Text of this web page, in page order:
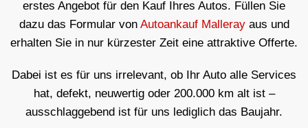
erstes Angebot für den Kauf Ihres Autos. Füllen Sie
dazu das Formular von Autoankauf Mallerayaus und
erhalten Sie in nur kürzester Zeit eine attraktive Offerte.
Dabei ist es für uns irrelevant, ob Ihr Auto alle Services
hat, defekt, neuwertig oder 200.000 km alt ist –
ausschlaggebend ist für uns lediglich das Baujahr.